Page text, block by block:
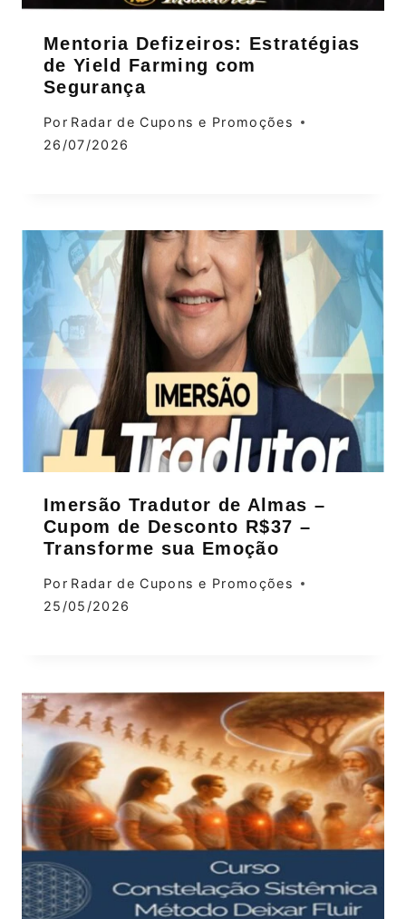
Mentoria Defizeiros: Estratégias
de Yield Farming com
Segurança
Por Radar de Cupons e Promoções
26/07/2026
Imersão Tradutor de Almas –
Cupom de Desconto R$37 –
Transforme sua Emoção
Por Radar de Cupons e Promoções
25/05/2026